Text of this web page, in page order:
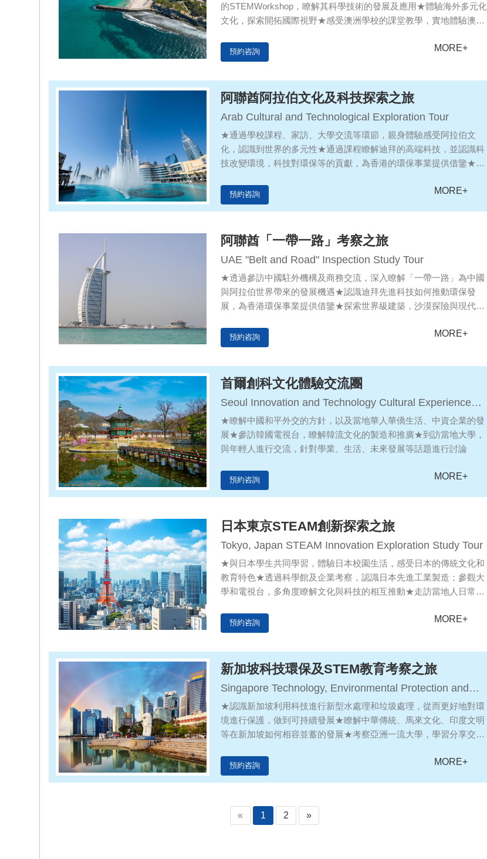
的STEMWorkshop，瞭解其科學技術的發展及應用★體驗海外多元化
文化，探索開拓國際視野★感受澳洲學校的課堂教學，實地體驗澳洲
預約咨詢 MORE+
阿聯酋阿拉伯文化及科技探索之旅
Arab Cultural and Technological Exploration Tour
★通過學校課程、家訪、大學交流等環節，親身體驗感受阿拉伯文
化，認識到世界的多元性★通過課程瞭解迪拜的高端科技，並認識科
技改變環境，科技對環保等的貢獻，為香港的環保事業提供借鑒★探
現代都市融合，感受奢華與文化碰撞的魅力；同時，深入廣袤沙漠，
體驗騎駱駝、觀星宿，盡享自然寧靜與人文風情
預約咨詢 MORE+
阿聯酋「一帶一路」考察之旅
UAE "Belt and Road" Inspection Study Tour
★透過參訪中國駐外機構及商務交流，深入瞭解「一帶一路」為中國
與阿拉伯世界帶來的發展機遇★認識迪拜先進科技如何推動環保發
展，為香港環保事業提供借鑒★探索世界級建築，沙漠探險與現代城
預約咨詢 MORE+
首爾創科文化體驗交流團
Seoul Innovation and Technology Cultural Experience
Exchange Tour
★瞭解中國和平外交的方針，以及當地華人華僑生活、中資企業的發
展★參訪韓國電視台，瞭解韓流文化的製造和推廣★到訪當地大學，
與年輕人進行交流，針對學業、生活、未來發展等話題進行討論
預約咨詢 MORE+
日本東京STEAM創新探索之旅
Tokyo, Japan STEAM Innovation Exploration Study Tour
★與日本學生共同學習，體驗日本校園生活，感受日本的傳統文化和
教育特色★透過科學館及企業考察，認識日本先進工業製造；參觀大
學和電視台，多角度瞭解文化與科技的相互推動★走訪當地人日常生
預約咨詢 MORE+
新加坡科技環保及STEM教育考察之旅
Singapore Technology, Environmental Protection and
STEM Education Inspection Tour
★認識新加坡利用科技進行新型水處理和垃圾處理，從而更好地對環
境進行保護，做到可持續發展★瞭解中華傳統、馬來文化、印度文明
等在新加坡如何相容並蓄的發展★考察亞洲一流大學，學習分享交
預約咨詢 MORE+
« 1 2 »